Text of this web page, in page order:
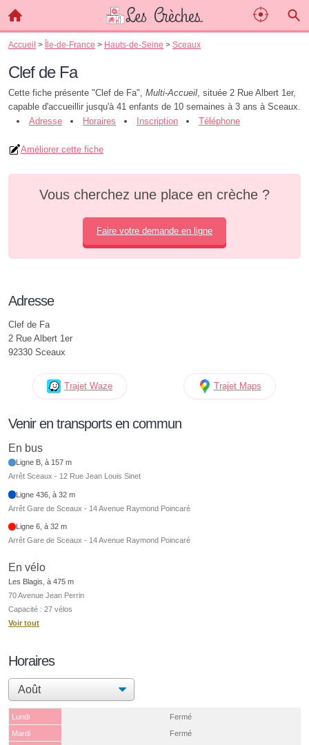
Accueil > Île-de-France > Hauts-de-Seine > Sceaux
Clef de Fa
Cette fiche présente "Clef de Fa", Multi-Accueil, située 2 Rue Albert 1er,
capable d'accueillir jusqu'à 41 enfants de 10 semaines à 3 ans à Sceaux.
Adresse
Horaires Inscription Téléphone
Améliorer cette fiche
Vous cherchez une place en crèche ?
Faire votre demande en ligne
Adresse
Clef de Fa
2 Rue Albert 1er
92330 Sceaux
Trajet Waze Trajet Maps
Venir en transports en commun
En bus
Ligne B, à 157 m
Arrêt Sceaux - 12 Rue Jean Louis Sinet
Ligne 436, à 32 m
Arrêt Gare de Sceaux - 14 Avenue Raymond Poincaré
Ligne 6, à 32 m
Arrêt Gare de Sceaux - 14 Avenue Raymond Poincaré
En vélo
Les Blagis, à 475 m
70 Avenue Jean Perrin
Capacité : 27 vélos
Voir tout
Horaires
Lundi
Fermé
Mardi
Fermé